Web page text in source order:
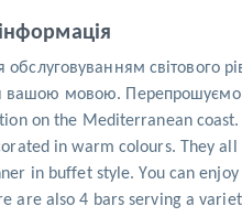
обслуговуванням
мовою. Перепрошуємо
on the Mediterranean
in warm colours. They
in buffet style. You can
are also 4 bars serving a